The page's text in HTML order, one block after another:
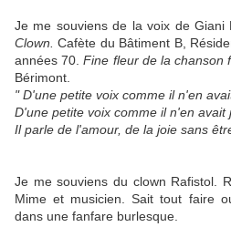
Je me souviens de la voix de Giani
Clown.Cafète du Bâtiment B,
années 70.Fine fleur de la chanson
Bérimont.
" D'une petite voix comme il n'en
D'une petite voix comme il n'en avait
Il parle de l'amour, de la joie sans
Je me souviens du clown Rafistol.
Mime et musicien. Sait tout faire
dans une fanfare burlesque.